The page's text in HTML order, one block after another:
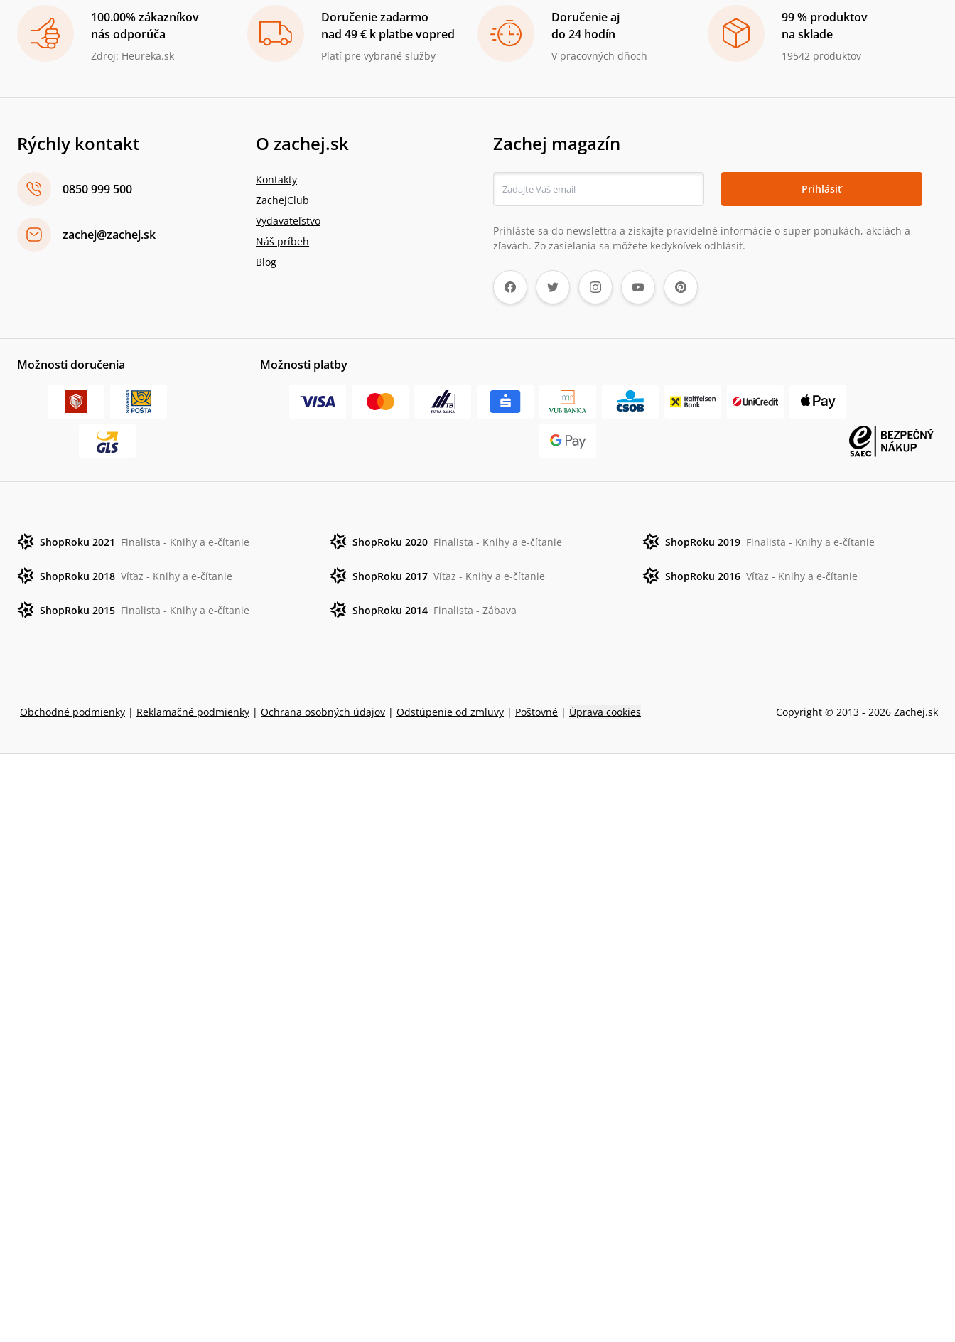
100.00% zákazníkov
nás odporúča
Zdroj: Heureka.sk
Doručenie zadarmo
nad 49 € k platbe vopred
Platí pre vybrané služby
Doručenie aj
do 24 hodín
V pracovných dňoch
99 % produktov
na sklade
19542 produktov
Rýchly kontakt
0850 999 500
zachej@zachej.sk
O zachej.sk
Kontakty
ZachejClub
Vydavateľstvo
Náš príbeh
Blog
Zachej magazín
Prihlásiť
Prihláste sa do newslettra a získajte pravidelné informácie o super ponukách, akciách a
zľavách. Zo zasielania sa môžete kedykoľvek odhlásiť.
Možnosti doručenia Možnosti platby
ShopRoku 2021 Finalista - Knihy a e-čítanie ShopRoku 2020 Finalista - Knihy a e-čítanie ShopRoku 2019 Finalista - Knihy a e-čítanie
ShopRoku 2018 Víťaz - Knihy a e-čítanie ShopRoku 2017 Víťaz - Knihy a e-čítanie ShopRoku 2016 Víťaz - Knihy a e-čítanie
ShopRoku 2015 Finalista - Knihy a e-čítanie ShopRoku 2014 Finalista - Zábava
Obchodné podmienky | Reklamačné podmienky | Ochrana osobných údajov | Odstúpenie od zmluvy | Poštovné | Úprava cookies Copyright © 2013 - 2026 Zachej.sk